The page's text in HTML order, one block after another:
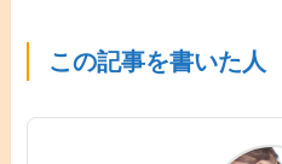
この記事を書いた人